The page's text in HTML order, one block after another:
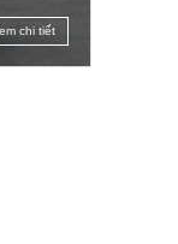
chi tiết